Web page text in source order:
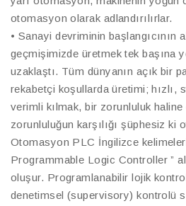
otomasyon olarak adlandırılırlar.
• Sanayi devriminin başlangıcının
geçmişimizde üretmek tek başına
uzaklaştı. Tüm dünyanın açık bir
rekabetçi koşullarda üretimi; hızlı,
verimli kılmak, bir zorunluluk
zorunluluğun karşılığı şüphesiz ki
Otomasyon PLC İngilizce
Programmable Logic Controller ”
oluşur. Programlanabilir lojik
denetimsel (supervisory) kontrolü